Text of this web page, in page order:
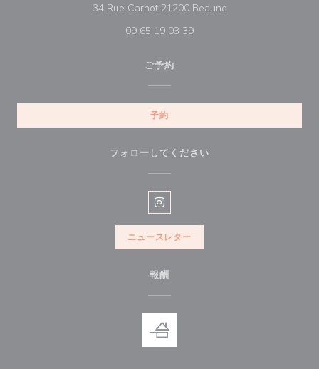
34 Rue Carnot 21200 Beaune((新しいウィンドウ
09 65 19 03 39
ご予約
予約
フォローしてください
Instagram ((新しいウィンドウ
ニュースレター
報酬